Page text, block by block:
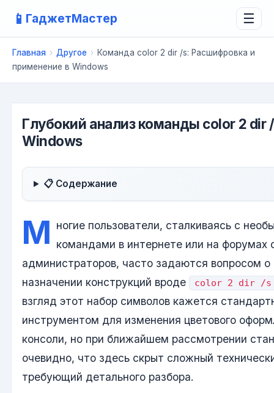
📱 ГаджетМастер ☰
Главная › Другое › Команда color 2 dir /s: Расшифровка и
применение в Windows
Глубокий анализ команды color 2 dir
Windows
📋 Содержание
М ногие пользователи, сталкиваясь с
командами в интернете или на форумах
администраторов, часто задаются вопросом о
назначении конструкций вроде
color 2 dir /s
взгляд этот набор символов кажется
инструментом для изменения цветового
консоли, но при ближайшем рассмотрении
очевидно, что здесь скрыт сложный
требующий детального разбора.